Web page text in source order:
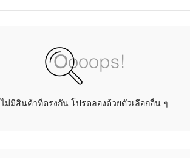
ไม่มีสินค้าที่ตรงกัน โปรดลองด้วยตัวเลือกอื่น ๆ